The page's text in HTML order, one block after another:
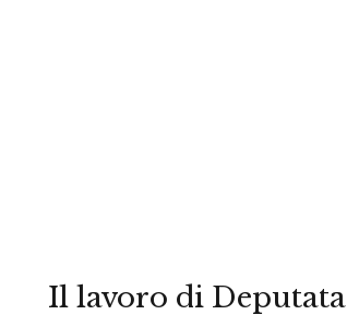
Il lavoro di Deputata